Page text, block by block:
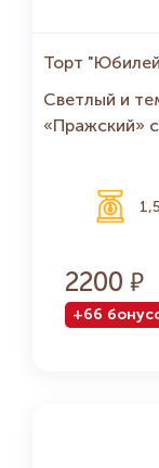
Торт
Светлый и
«Пражский»
2200
+66